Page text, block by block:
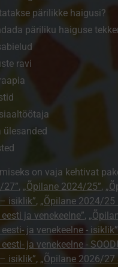
pärilikke haigusi?
päriliku haiguse
ravi
ülesanded
on vaja kehtivat
27”, „Õpilane 2024/25”,
isiklik”, „Õpilane 2024/25
ja venekeelne”,
ja venekeelne - isiklik”
ja venekeelne -
isiklik”, „Õpilane 2026/27